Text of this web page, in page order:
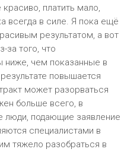
платить мало,
всегда в силе. Я пока ещё
результатом, а вот
за того, что
ниже, чем показанные в
повышается
может разорваться
больше всего, в
люди, подающие заявление
специалистами в
тяжело разобраться в